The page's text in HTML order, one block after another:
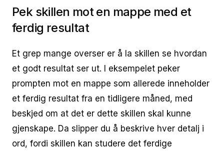
Pek skillen mot en mappe med et
ferdig resultat
Et grep mange overser er å la skillen se hvordan
et godt resultat ser ut. I eksempelet peker
prompten mot en mappe som allerede inneholder
et ferdig resultat fra en tidligere måned, med
beskjed om at det er dette skillen skal kunne
gjenskape. Da slipper du å beskrive hver detalj i
ord, fordi skillen kan studere det ferdige